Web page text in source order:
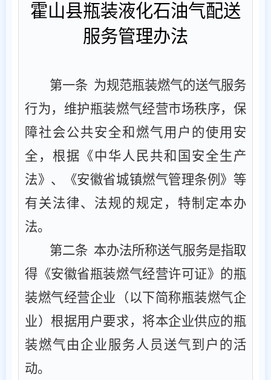
霍山县瓶装液化石油气配送
服务管理办法
第一条 为规范瓶装燃气的送气服务
行为，维护瓶装燃气经营市场秩序，保
障社会公共安全和燃气用户的使用安
全，根据《中华人民共和国安全生产
法》、《安徽省城镇燃气管理条例》等
有关法律、法规的规定，特制定本办
法。
第二条 本办法所称送气服务是指取
得《安徽省瓶装燃气经营许可证》的瓶
装燃气经营企业（以下简称瓶装燃气企
业）根据用户要求，将本企业供应的瓶
装燃气由企业服务人员送气到户的活
动。